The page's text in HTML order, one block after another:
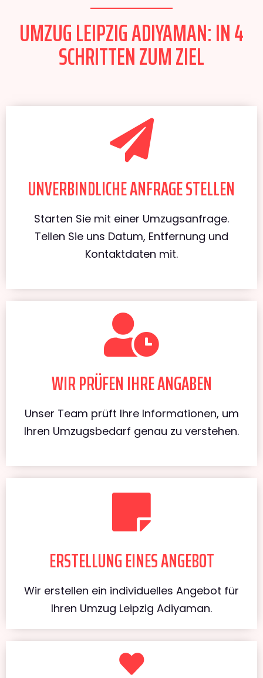
UMZUG LEIPZIG ADIYAMAN: IN 4
SCHRITTEN ZUM ZIEL
UNVERBINDLICHE ANFRAGE STELLEN
Starten Sie mit einer Umzugsanfrage.
Teilen Sie uns Datum, Entfernung und
Kontaktdaten mit.
WIR PRÜFEN IHRE ANGABEN
Unser Team prüft Ihre Informationen, um
Ihren Umzugsbedarf genau zu verstehen.
ERSTELLUNG EINES ANGEBOT
Wir erstellen ein individuelles Angebot für
Ihren Umzug Leipzig Adiyaman.